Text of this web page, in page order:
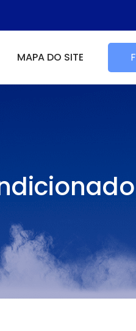
MAPA DO SITE